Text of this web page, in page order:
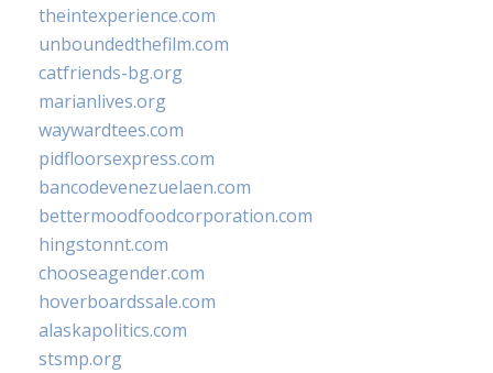
theintexperience.com
unboundedthefilm.com
catfriends-bg.org
marianlives.org
waywardtees.com
pidfloorsexpress.com
bancodevenezuelaen.com
bettermoodfoodcorporation.com
hingstonnt.com
chooseagender.com
hoverboardssale.com
alaskapolitics.com
stsmp.org